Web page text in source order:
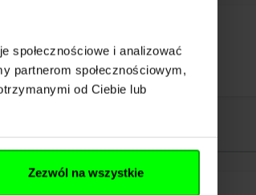
społecznościowe i analizować
partnerom społecznościowym,
od Ciebie lub
Zezwól na wszystkie